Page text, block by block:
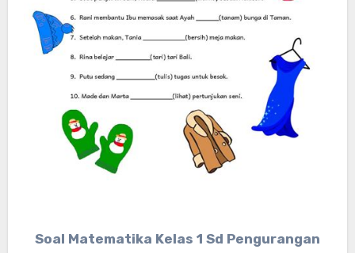
Soal Matematika Kelas 1 Sd Pengurangan